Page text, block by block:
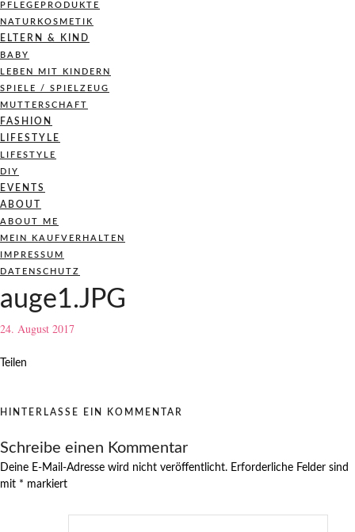
PFLEGEPRODUKTE
NATURKOSMETIK
ELTERN & KIND
BABY
LEBEN MIT KINDERN
SPIELE / SPIELZEUG
MUTTERSCHAFT
FASHION
LIFESTYLE
LIFESTYLE
DIY
EVENTS
ABOUT
ABOUT ME
MEIN KAUFVERHALTEN
IMPRESSUM
DATENSCHUTZ
auge1.JPG
24. August 2017
Teilen
HINTERLASSE EIN KOMMENTAR
Schreibe einen Kommentar
Deine E-Mail-Adresse wird nicht veröffentlicht. Erforderliche Felder sind
mit * markiert